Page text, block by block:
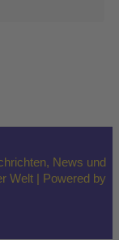
News und
Welt | Powered by